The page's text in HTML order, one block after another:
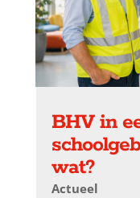
BHV in
wat?
Actueel